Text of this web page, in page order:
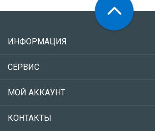
ИНФОРМАЦИЯ
СЕРВИС
МОЙ АККАУНТ
КОНТАКТЫ